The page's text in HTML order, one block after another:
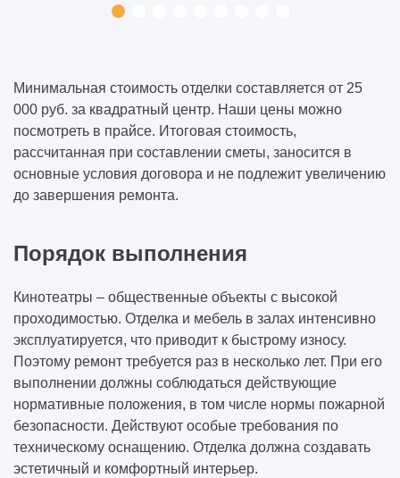
Минимальная стоимость отделки составляется от 25
000 руб. за квадратный центр. Наши цены можно
посмотреть в прайсе. Итоговая стоимость,
рассчитанная при составлении сметы, заносится в
основные условия договора и не подлежит увеличению
до завершения ремонта.
Порядок выполнения
Кинотеатры – общественные объекты с высокой
проходимостью. Отделка и мебель в залах интенсивно
эксплуатируется, что приводит к быстрому износу.
Поэтому ремонт требуется раз в несколько лет. При его
выполнении должны соблюдаться действующие
нормативные положения, в том числе нормы пожарной
безопасности. Действуют особые требования по
техническому оснащению. Отделка должна создавать
эстетичный и комфортный интерьер.